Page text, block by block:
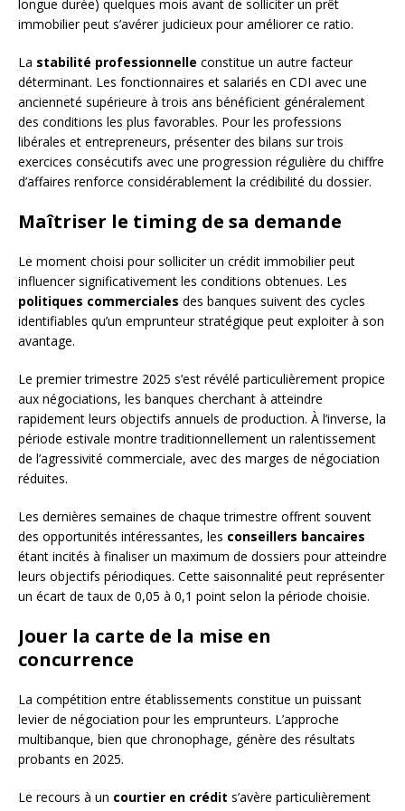
longue durée) quelques mois avant de solliciter un prêt
immobilier peut s’avérer judicieux pour améliorer ce ratio.
La stabilité professionnelle constitue un autre facteur
déterminant. Les fonctionnaires et salariés en CDI avec une
ancienneté supérieure à trois ans bénéficient généralement
des conditions les plus favorables. Pour les professions
libérales et entrepreneurs, présenter des bilans sur trois
exercices consécutifs avec une progression régulière du chiffre
d’affaires renforce considérablement la crédibilité du dossier.
Maîtriser le timing de sa demande
Le moment choisi pour solliciter un crédit immobilier peut
influencer significativement les conditions obtenues. Les
politiques commerciales des banques suivent des cycles
identifiables qu’un emprunteur stratégique peut exploiter à son
avantage.
Le premier trimestre 2025 s’est révélé particulièrement propice
aux négociations, les banques cherchant à atteindre
rapidement leurs objectifs annuels de production. À l’inverse, la
période estivale montre traditionnellement un ralentissement
de l’agressivité commerciale, avec des marges de négociation
réduites.
Les dernières semaines de chaque trimestre offrent souvent
des opportunités intéressantes, les conseillers bancaires
étant incités à finaliser un maximum de dossiers pour atteindre
leurs objectifs périodiques. Cette saisonnalité peut représenter
un écart de taux de 0,05 à 0,1 point selon la période choisie.
Jouer la carte de la mise en
concurrence
La compétition entre établissements constitue un puissant
levier de négociation pour les emprunteurs. L’approche
multibanque, bien que chronophage, génère des résultats
probants en 2025.
Le recours à un courtier en crédit s’avère particulièrement